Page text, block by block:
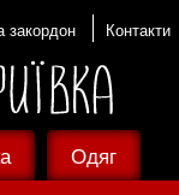
закордон Контакти
Одяг